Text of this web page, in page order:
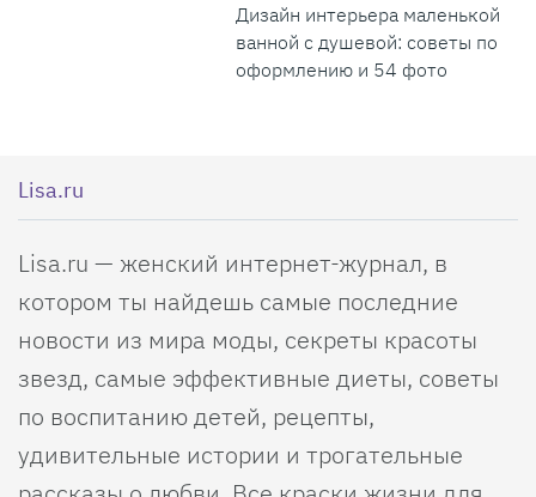
Дизайн интерьера маленькой
ванной с душевой: советы по
оформлению и 54 фото
Lisa.ru
Lisa.ru — женский интернет-журнал, в
котором ты найдешь самые последние
новости из мира моды, секреты красоты
звезд, самые эффективные диеты, советы
по воспитанию детей, рецепты,
удивительные истории и трогательные